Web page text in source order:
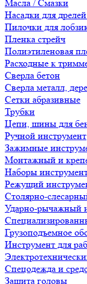
Масла / Смазки
Насадки для
Пилочки для
Пленка стрейч
Полиэтиленовая
Расходные к
Сверла бетон
Сверла металл,
Сетки абразивные
Трубки
Цепи, шины для
Ручной инструмент
Зажимные
Монтажный и
Наборы
Режущий
Столярно-
Ударно-рычажный
Грузоподъемное
Инструмент для
Спецодежда и
Защита головы